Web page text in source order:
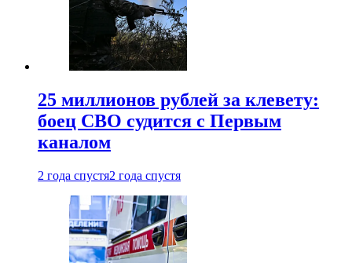
25 миллионов рублей за клевету:
боец СВО судится с Первым
каналом
2 года спустя2 года спустя